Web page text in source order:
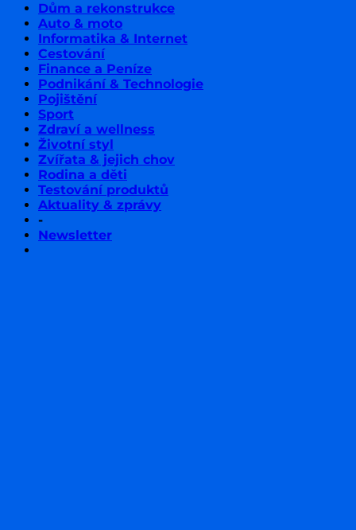
Dům a rekonstrukce
Auto & moto
Informatika & Internet
Cestování
Finance a Peníze
Podnikání & Technologie
Pojištění
Sport
Zdraví a wellness
Životní styl
Zvířata & jejich chov
Rodina a děti
Testování produktů
Aktuality & zprávy
-
Newsletter